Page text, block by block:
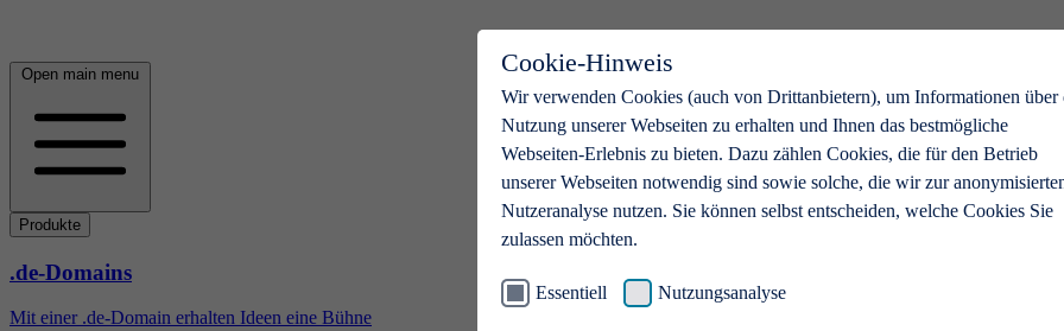
Cookie-Hinweis
Wir verwenden Cookies (auch von Drittanbietern), um Informationen über
Nutzung unserer Webseiten zu erhalten und Ihnen das bestmögliche
Webseiten-Erlebnis zu bieten. Dazu zählen Cookies, die für den Betrieb
unserer Webseiten notwendig sind sowie solche, die wir zur
Nutzeranalyse nutzen. Sie können selbst entscheiden, welche Cookies Sie
zulassen möchten.
Essentiell Nutzungsanalyse
Open main menu
Produkte
.de-Domains
Mit einer .de-Domain erhalten Ideen eine Bühne